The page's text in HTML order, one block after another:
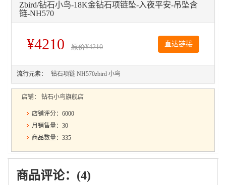
Zbird/钻石小鸟-18K金钻石项链坠-入夜平安-吊坠含
链-NH570
¥4210 原价¥4210 直达链接
流行元素： 钻石项链 NH570zbird 小鸟
店铺： 钻石小鸟旗舰店
店铺评分：6000
月销售量：30
商品数量：335
商品评论：(4)